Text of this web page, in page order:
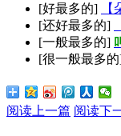
[好最多的]
[还好最多的]
[一般最多的]
[很一般最多
阅读上一篇 阅读下